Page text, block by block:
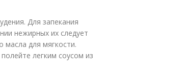
Для запекания
нежирных их следует
масла для мягкости.
легким соусом из